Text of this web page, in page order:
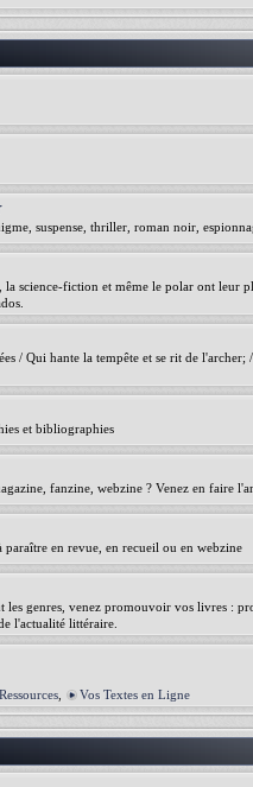
suspense, thriller, roman noir,
science-fiction et même le polar ont leur
/ Qui hante la tempête et se rit de
et bibliographies
fanzine, webzine ? Venez en faire
paraître en revue, en recueil ou en webzine
les genres, venez promouvoir vos livres :
l'actualité littéraire.
Ressources Vos Textes en Ligne